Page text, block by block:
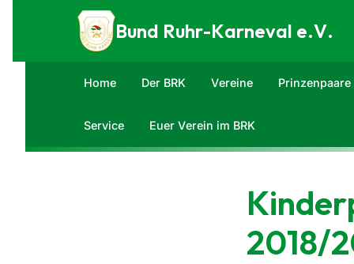
Zum Inhalt springen
Bund Ruhr-Karneval e.V.
Home Der BRK Vereine Prinzenpaare
Service Euer Verein im BRK
2018/